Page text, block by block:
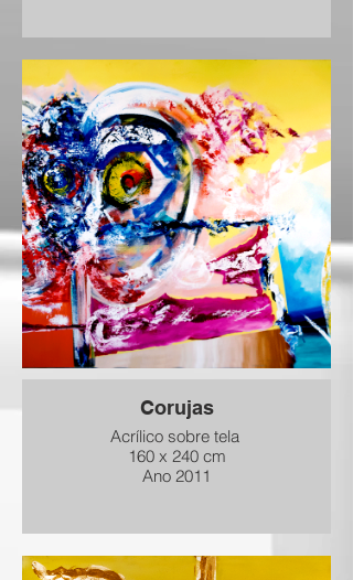
Corujas
Acrílico sobre tela
160 x 240 cm
Ano 2011